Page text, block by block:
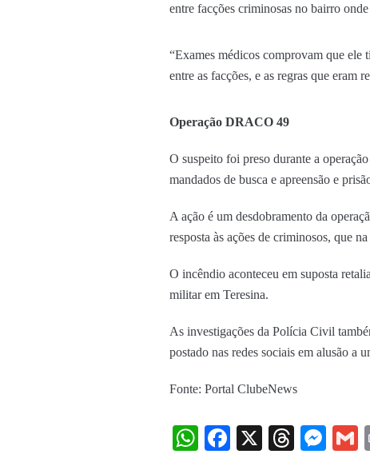
entre facções criminosas no bairro
“Exames médicos comprovam que ele
entre as facções, e as regras que eram
Operação DRACO 49
O suspeito foi preso durante a
mandados de busca e apreensão e
A ação é um desdobramento da
resposta às ações de criminosos, que
O incêndio aconteceu em suposta
militar em Teresina.
As investigações da Polícia Civil
postado nas redes sociais em alusão a
Fonte: Portal ClubeNews
WhatsApp
Facebook
X